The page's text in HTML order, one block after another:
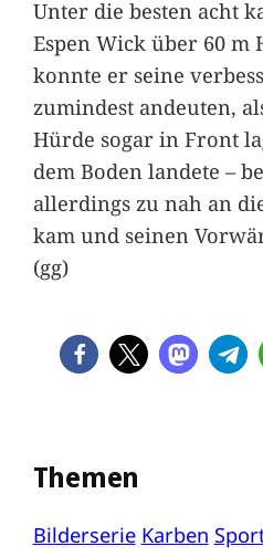
Unter die besten acht
Espen Wick über 60 m
konnte er seine
zumindest andeuten,
Hürde sogar in Front
dem Boden landete –
allerdings zu nah an
kam und seinen
(gg)
Themen
Bilderserie Karben